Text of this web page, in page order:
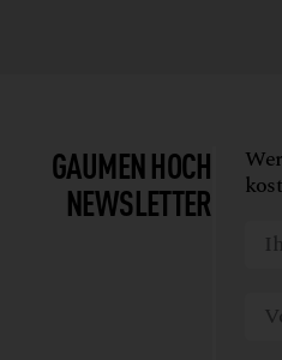
GAUMEN HOCH
NEWSLETTER